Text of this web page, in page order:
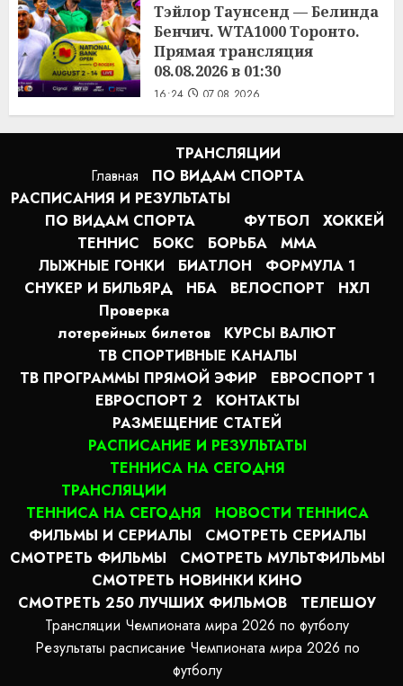
Тэйлор Таунсенд — Белинда
Бенчич. WTA1000 Торонто.
Прямая трансляция
08.08.2026 в 01:30
16:24 07.08.2026
Главная
ТРАНСЛЯЦИИ
ПО ВИДАМ СПОРТA
РАСПИСАНИЯ И РЕЗУЛЬТАТЫ
ПО ВИДАМ СПОРТА
ФУТБОЛ
ХОККЕЙ
ТЕННИС
БОКС БОРЬБА
MMA
ЛЫЖНЫЕ ГОНКИ
БИАТЛОН
ФОРМУЛА 1
СНУКЕР И БИЛЬЯРД
НБА ВЕЛОСПОРТ
НХЛ
Проверка
лотерейных билетов
КУРСЫ ВАЛЮТ
ТВ СПОРТИВНЫЕ КАНАЛЫ
ТВ ПРОГРАММЫ ПРЯМОЙ ЭФИР
ЕВРОСПОРТ 1
ЕВРОСПОРТ 2
КОНТАКТЫ
РАЗМЕЩЕНИЕ СТАТЕЙ
РАСПИСАНИЕ И РЕЗУЛЬТАТЫ
ТЕННИСА НА СЕГОДНЯ
ТРАНСЛЯЦИИ
ТЕННИСА НА СЕГОДНЯ
НОВОСТИ ТЕННИСА
ФИЛЬМЫ И СЕРИАЛЫ
СМОТРЕТЬ СЕРИАЛЫ
СМОТРЕТЬ ФИЛЬМЫ
СМОТРЕТЬ МУЛЬТФИЛЬМЫ
СМОТРЕТЬ НОВИНКИ КИНО
СМОТРЕТЬ 250 ЛУЧШИХ ФИЛЬМОВ
ТЕЛЕШОУ
Трансляции Чемпионата мира 2026 по футболу
Результаты расписание Чемпионата мира 2026 по
футболу